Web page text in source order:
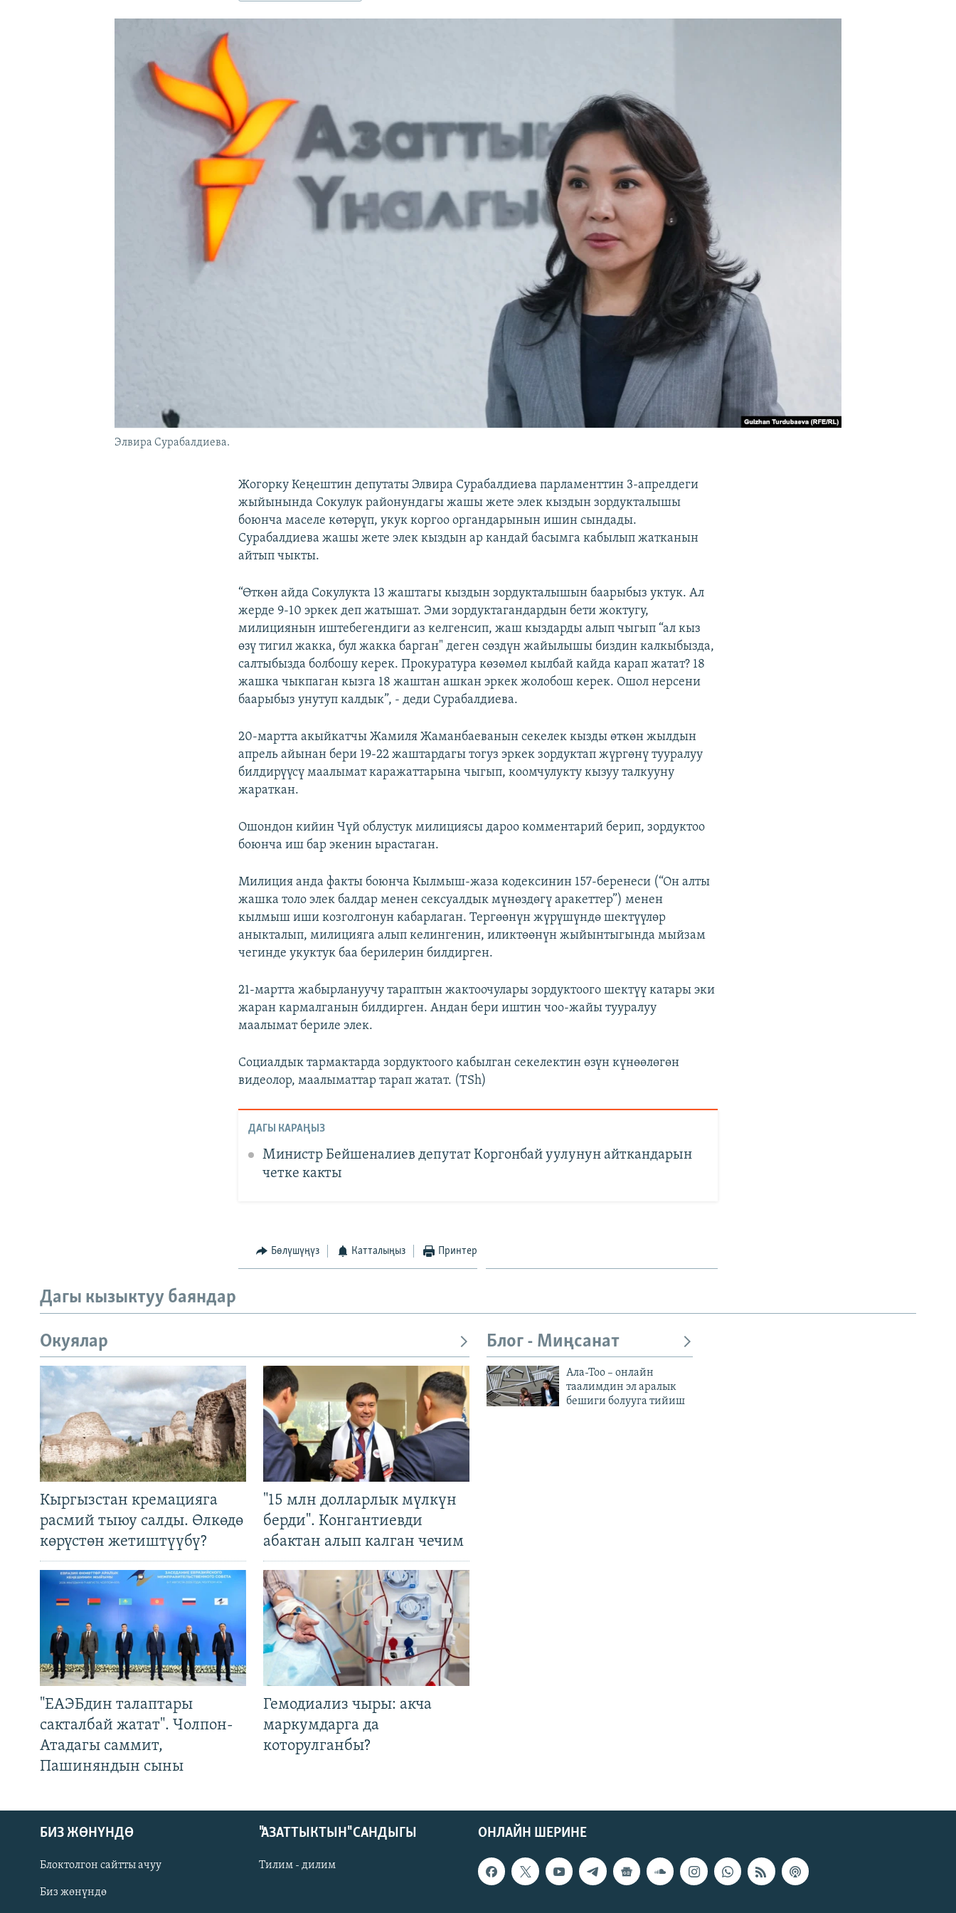
Элвира Сурабалдиева.
Жогорку Кеңештин депутаты Элвира Сурабалдиева парламенттин 3-апрелдеги
жыйынында Сокулук районундагы жашы жете элек кыздын зордукталышы
боюнча маселе көтөрүп, укук коргоо органдарынын ишин сындады.
Сурабалдиева жашы жете элек кыздын ар кандай басымга кабылып жатканын
айтып чыкты.
“Өткөн айда Сокулукта 13 жаштагы кыздын зордукталышын баарыбыз уктук. Ал
жерде 9-10 эркек деп жатышат. Эми зордуктагандардын бети жоктугу,
милициянын иштебегендиги аз келгенсип, жаш кыздарды алып чыгып “ал кыз
өзү тигил жакка, бул жакка барган" деген сөздүн жайылышы биздин калкыбызда,
салтыбызда болбошу керек. Прокуратура көзөмөл кылбай кайда карап жатат? 18
жашка чыкпаган кызга 18 жаштан ашкан эркек жолобош керек. Ошол нерсени
баарыбыз унутуп калдык”, - деди Сурабалдиева.
20-мартта акыйкатчы Жамиля Жаманбаеванын секелек кызды өткөн жылдын
апрель айынан бери 19-22 жаштардагы тогуз эркек зордуктап жүргөнү тууралуу
билдирүүсү маалымат каражаттарына чыгып, коомчулукту кызуу талкууну
жараткан.
Ошондон кийин Чүй облустук милициясы дароо комментарий берип, зордуктоо
боюнча иш бар экенин ырастаган.
Милиция анда факты боюнча Кылмыш-жаза кодексинин 157-беренеси (“Он алты
жашка толо элек балдар менен сексуалдык мүнөздөгү аракеттер”) менен
кылмыш иши козголгонун кабарлаган. Тергөөнүн жүрүшүндө шектүүлөр
аныкталып, милицияга алып келингенин, иликтөөнүн жыйынтыгында мыйзам
чегинде укуктук баа берилерин билдирген.
21-мартта жабырлануучу тараптын жактоочулары зордуктоого шектүү катары эки
жаран кармалганын билдирген. Андан бери иштин чоо-жайы тууралуу
маалымат бериле элек.
Социалдык тармактарда зордуктоого кабылган секелектин өзүн күнөөлөгөн
видеолор, маалыматтар тарап жатат. (TSh)
ДАГЫ КАРАҢЫЗ
Министр Бейшеналиев депутат Коргонбай уулунун айткандарын
четке какты
Бөлүшүңүз Катталыңыз Принтер
Дагы кызыктуу баяндар
Окуялар
Кыргызстан кремацияга
расмий тыюу салды. Өлкөдө
көрүстөн жетиштүүбү?
"15 млн долларлык мүлкүн
берди". Конгантиевди
абактан алып калган чечим
"ЕАЭБдин талаптары
сакталбай жатат". Чолпон-
Атадагы саммит,
Пашиняндын сыны
Гемодиализ чыры: акча
маркумдарга да
которулганбы?
Блог - Миңсанат
Ала-Тоо – онлайн
таалимдин эл аралык
бешиги болууга тийиш
ОНЛАЙН ШЕРИНЕ
БИЗ ЖӨНҮНДӨ
Блоктолгон сайтты ачуу
Биз жөнүндө
"АЗАТТЫКТЫН" САНДЫГЫ
Тилим - дилим